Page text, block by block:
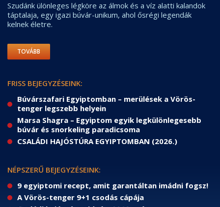
Szudánk ülönleges légköre az álmok és a víz alatti kalandok
táptalaja, egy igazi búvár-unikum, ahol ősrégi legendák
kelnek életre.
TOVÁBB
FRISS BEJEGYZÉSEINK:
Búvárszafari Egyiptomban – merülések a Vörös-
tenger legszebb helyein
Marsa Shagra – Egyiptom egyik legkülönlegesebb
búvár és snorkeling paradicsoma
CSALÁDI HAJÓSTÚRA EGYIPTOMBAN (2026.)
NÉPSZERŰ BEJEGYZÉSEINK:
9 egyiptomi recept, amit garantáltan imádni fogsz!
A Vörös-tenger 9+1 csodás cápája